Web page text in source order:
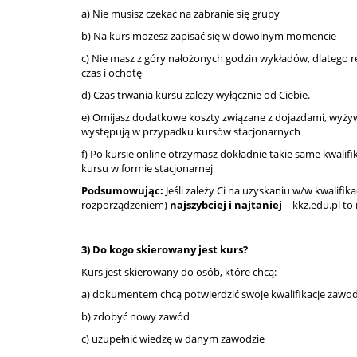
a) Nie musisz czekać na zabranie się grupy
b) Na kurs możesz zapisać się w dowolnym momencie
c) Nie masz z góry nałożonych godzin wykładów, dlatego
czas i ochotę
d) Czas trwania kursu zależy wyłącznie od Ciebie.
e) Omijasz dodatkowe koszty związane z dojazdami,
występują w przypadku kursów stacjonarnych
f) Po kursie online otrzymasz dokładnie takie same
kursu w formie stacjonarnej
Podsumowując: Jeśli zależy Ci na uzyskaniu w/w
rozporządzeniem) najszybciej i najtaniej – kkz.edu.pl to
3) Do kogo skierowany jest kurs?
Kurs jest skierowany do osób, które chcą:
a) dokumentem chcą potwierdzić swoje kwalifikacje
b) zdobyć nowy zawód
c) uzupełnić wiedzę w danym zawodzie